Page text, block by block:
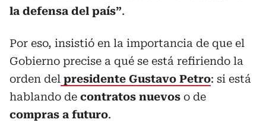
la defensa del país”.
Por eso, insistió en la importancia de que el
Gobierno precise a qué se está refiriendo la
orden del presidente Gustavo Petro: si está
hablando de contratos nuevos o de
compras a futuro.